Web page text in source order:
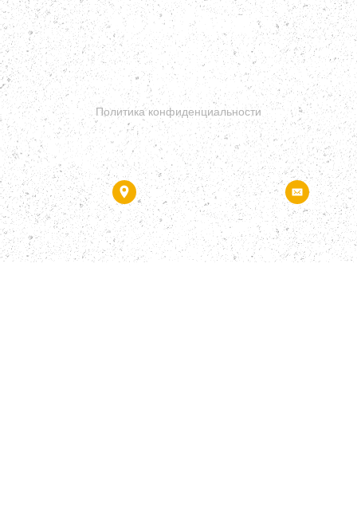
Сайт носит исключительно информационный характер и ни при
каких условиях не является публичной офертой.
Политика конфиденциальности
г. Екатеринбург, ул. Торговая 2, офис 130